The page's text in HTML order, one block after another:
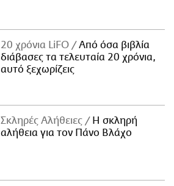
20 χρόνια LiFO
Από όσα βιβλία
διάβασες τα τελευταία 20 χρόνια,
αυτό ξεχωρίζεις
Σκληρές Αλήθειες
H σκληρή
αλήθεια για τον Πάνο Βλάχο